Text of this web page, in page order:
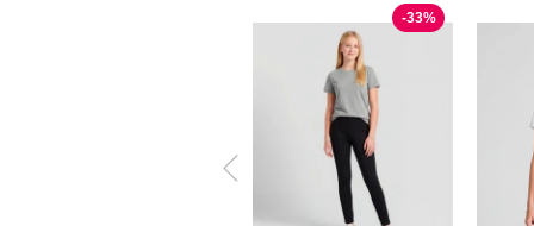
-33%